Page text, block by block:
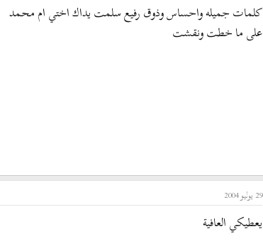
كلمات جميله واحساس وذوق رفيع سلمت يداك اختي ام محمد
على ما خطت ونقشت
29 يوليو 2004
يعطيكي العافية